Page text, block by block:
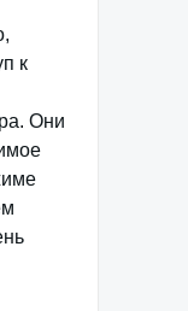
к
Они